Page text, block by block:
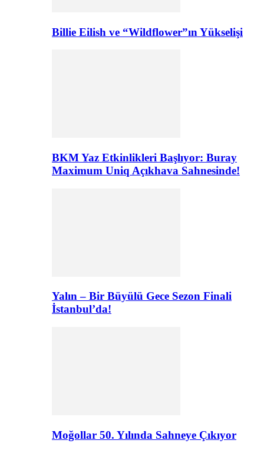
Billie Eilish ve “Wildflower”ın Yükselişi
BKM Yaz Etkinlikleri Başlıyor: Buray
Maximum Uniq Açıkhava Sahnesinde!
Yalın – Bir Büyülü Gece Sezon Finali
İstanbul’da!
Moğollar 50. Yılında Sahneye Çıkıyor